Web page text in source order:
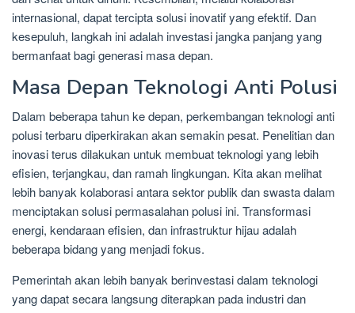
internasional, dapat tercipta solusi inovatif yang efektif. Dan
kesepuluh, langkah ini adalah investasi jangka panjang yang
bermanfaat bagi generasi masa depan.
Masa Depan Teknologi Anti Polusi
Dalam beberapa tahun ke depan, perkembangan teknologi anti
polusi terbaru diperkirakan akan semakin pesat. Penelitian dan
inovasi terus dilakukan untuk membuat teknologi yang lebih
efisien, terjangkau, dan ramah lingkungan. Kita akan melihat
lebih banyak kolaborasi antara sektor publik dan swasta dalam
menciptakan solusi permasalahan polusi ini. Transformasi
energi, kendaraan efisien, dan infrastruktur hijau adalah
beberapa bidang yang menjadi fokus.
Pemerintah akan lebih banyak berinvestasi dalam teknologi
yang dapat secara langsung diterapkan pada industri dan